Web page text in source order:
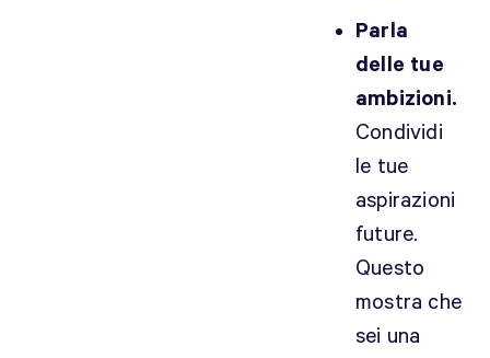
Parla
delle tue
ambizioni.
Condividi
le tue
aspirazioni
future.
Questo
mostra che
sei una